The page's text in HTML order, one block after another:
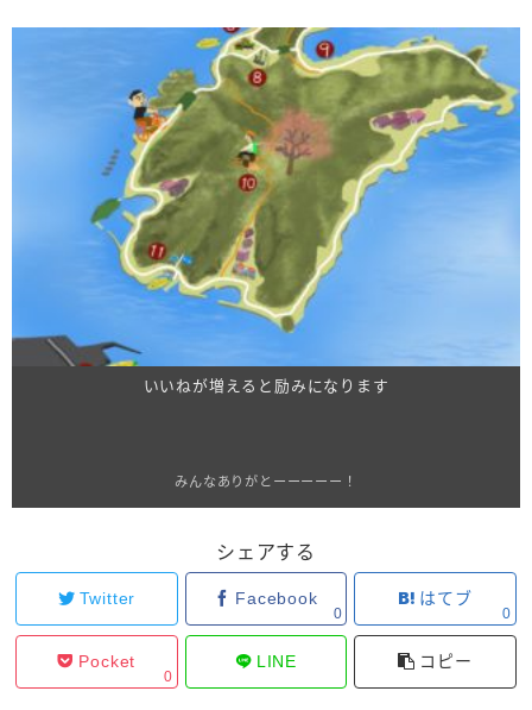
いいねが増えると励みになります
みんなありがとーーーーー！
シェアする
Twitter Facebook
0
はてブ
0
Pocket
0
LINE コピー